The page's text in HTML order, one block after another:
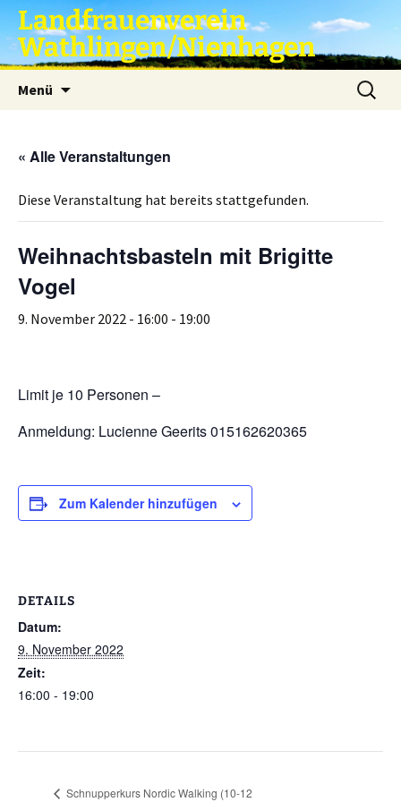
Zum
Inhalt
springen
Landfrauenverein
Wathlingen/Nienhagen
Menü
Suche
nach:
« Alle Veranstaltungen
Diese Veranstaltung hat bereits stattgefunden.
Weihnachtsbasteln mit Brigitte
Vogel
9. November 2022 - 16:00 - 19:00
Limit je 10 Personen –
Anmeldung: Lucienne Geerits 015162620365
Zum Kalender hinzufügen
DETAILS
Datum:
9. November 2022
Zeit:
16:00 - 19:00
Schnupperkurs Nordic Walking (10-12